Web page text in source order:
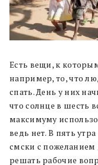
Есть вещи, к
например, то, что
спать. День у них
что солнце в шесть
максимуму
ведь нет. В пять
смски с пожеланием
решать рабочие